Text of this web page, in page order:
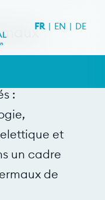
FR EN DE
soins
:
et
un cadre
de